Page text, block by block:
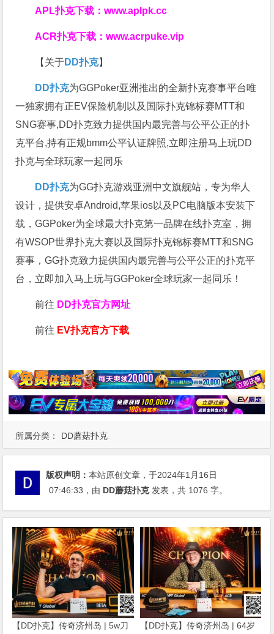
所属分类： DD蘑菇扑克
APL扑克下载：www.aplpk.cc
ACR扑克下载：www.acrpuke.vip
【关于DD扑克】
DD扑克为GGPoker亚洲推出的全新扑克赛事平台唯
一独家拥有正EV保险机制以及国际扑克锦标赛MTT和
SNG赛事,DD扑克致力提供国内最完善与公平公正的扑
克平台,持有正规bmm公平认证牌照,立即注册马上玩DD
扑克与全球玩家一起同乐
DD扑克为GG扑克游戏亚洲中文旗舰站，专为华人
设计，提供安卓Android,苹果ios以及PC电脑版本安装下
载，GGPoker为全球最大扑克第一品牌在线扑克室，拥
有WSOP世界扑克大赛以及国际扑克锦标赛MTT和SNG
赛事，GG扑克致力提供国内最完善与公平公正的扑克平
台，立即加入马上玩与GGPoker全球玩家一起同乐！
前往 DD扑克官方网址
前往 EV扑克官方下载
版权声明：本站原创文章，于2024年1月16日
07:46:33 ，由 DD蘑菇扑克发表，共 1076 字。
【DD扑克】传奇济州岛 | 5w刀 【DD扑克】传奇济州岛 | 64岁